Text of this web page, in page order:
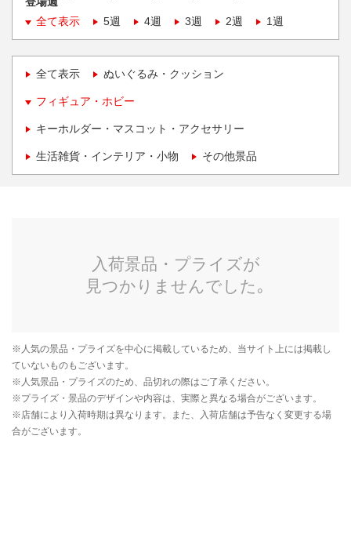
全て表示
5週 4週 3週 2週 1週
全て表示 ぬいぐるみ・クッション
フィギュア・ホビー
キーホルダー・マスコット・アクセサリー
生活雑貨・インテリア・小物 その他景品